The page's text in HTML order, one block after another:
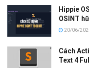
Hippie
OSINT
20/06/
Cách
Text 4